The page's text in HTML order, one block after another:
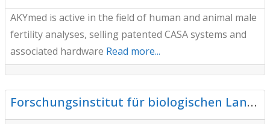
AKYmed is active in the field of human and animal male
fertility analyses, selling patented CASA systems and
associated hardware Read more...
Forschungsinstitut für biologischen Landbau (FiBL)